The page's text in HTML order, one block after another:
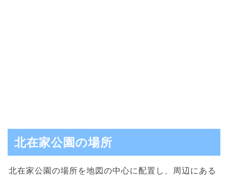
北在家公園の場所
北在家公園の場所を地図の中心に配置し、周辺にある